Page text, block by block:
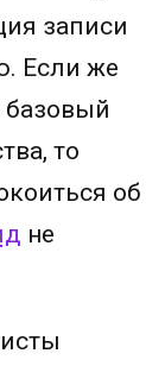
записи
Если же
базовый
то
об
не